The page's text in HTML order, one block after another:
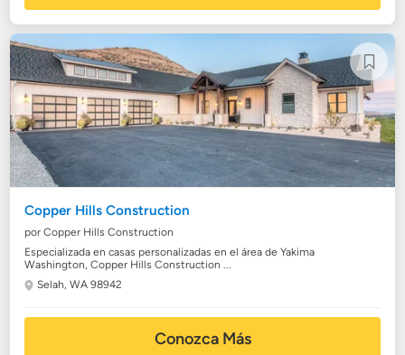
Copper Hills Construction
por Copper Hills Construction
Especializada en casas personalizadas en el área de Yakima
Washington, Copper Hills Construction ...
Selah, WA 98942
Conozca Más